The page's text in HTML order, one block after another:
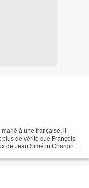
à une française, il
de vérité que François
de Jean Siméon Chardin